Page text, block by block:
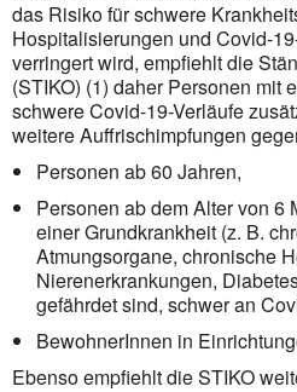
das Risiko für schwere
Hospitalisierungen und Covid-
verringert wird, empfiehlt die
(STIKO) (1) daher Personen mit
schwere Covid-19-Verläufe
weitere Auffrisch­impfungen
Personen ab 60 Jahren,
Personen ab dem Alter von 6
einer Grundkrankheit (z. B.
Atmungs­organe, chronische
Nierenerkrankungen,
gefährdet sind, schwer an
BewohnerInnen in
Ebenso empfiehlt die STIKO